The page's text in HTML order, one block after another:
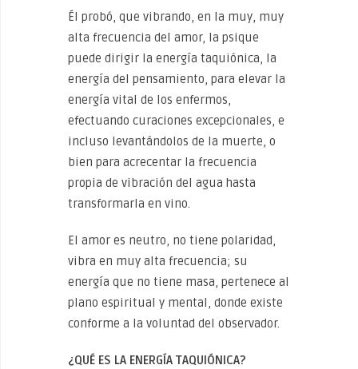
Él probó, que vibrando, en la muy, muy
alta frecuencia del amor, la psique
puede dirigir la energía taquiónica, la
energía del pensamiento, para elevar la
energía vital de los enfermos,
efectuando curaciones excepcionales, e
incluso levantándolos de la muerte, o
bien para acrecentar la frecuencia
propia de vibración del agua hasta
transformarla en vino.
El amor es neutro, no tiene polaridad,
vibra en muy alta frecuencia; su
energía que no tiene masa, pertenece al
plano espiritual y mental, donde existe
conforme a la voluntad del observador.
¿QUÉ ES LA ENERGÍA TAQUIÓNICA?